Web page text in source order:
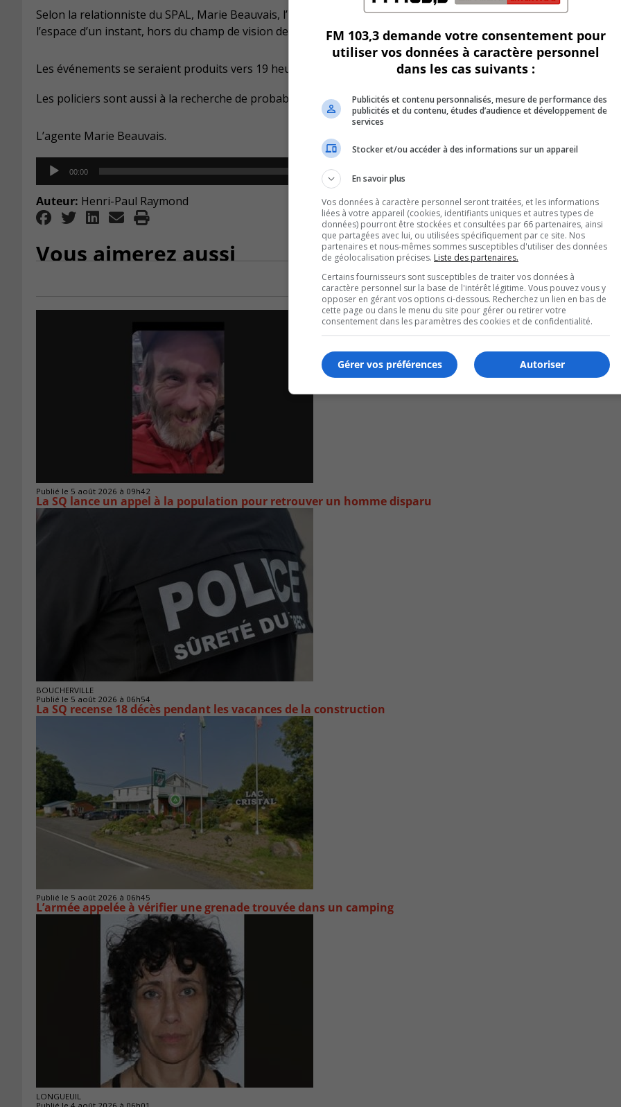
Selon la relationniste du SPAL, Marie Beauvais, l’individu aurait posé des gestes sur l’enfant alors qu’elle se
l’espace d’un instant, hors du champ de vision de sa grand-mère.
Les événements se seraient produits vers 19 heures le 5 juin dernier au parc Marquette du Vieux-Longueuil.
Les policiers sont aussi à la recherche de probables témoins qui auraient été sur place ce soir-là.
L’agente Marie Beauvais.
Audio
Player
00:00
Auteur: Henri-Paul Raymond
Vous aimerez aussi
Publié le 5 août 2026 à 09h42
La SQ lance un appel à la population pour retrouver un homme disparu
BOUCHERVILLE
Publié le 5 août 2026 à 06h54
La SQ recense 18 décès pendant les vacances de la construction
Publié le 5 août 2026 à 06h45
L’armée appelée à vérifier une grenade trouvée dans un camping
LONGUEUIL
FM 103,3 demande votre consentement pour
utiliser vos données à caractère personnel
dans les cas suivants :
Publicités et contenu personnalisés, mesure de performance des
publicités et du contenu, études d’audience et développement de
services
Stocker et/ou accéder à des informations sur un appareil
En savoir plus
Vos données à caractère personnel seront traitées, et les informations
liées à votre appareil (cookies, identifiants uniques et autres types de
données) pourront être stockées et consultées par 66 partenaires, ainsi
que partagées avec lui, ou utilisées spécifiquement par ce site. Nos
partenaires et nous-mêmes sommes susceptibles d'utiliser des données
de géolocalisation précises. Liste des partenaires.
Certains fournisseurs sont susceptibles de traiter vos données à
caractère personnel sur la base de l'intérêt légitime. Vous pouvez vous y
opposer en gérant vos options ci-dessous. Recherchez un lien en bas de
cette page ou dans le menu du site pour gérer ou retirer votre
consentement dans les paramètres des cookies et de confidentialité.
Autoriser
Gérer vos préférences